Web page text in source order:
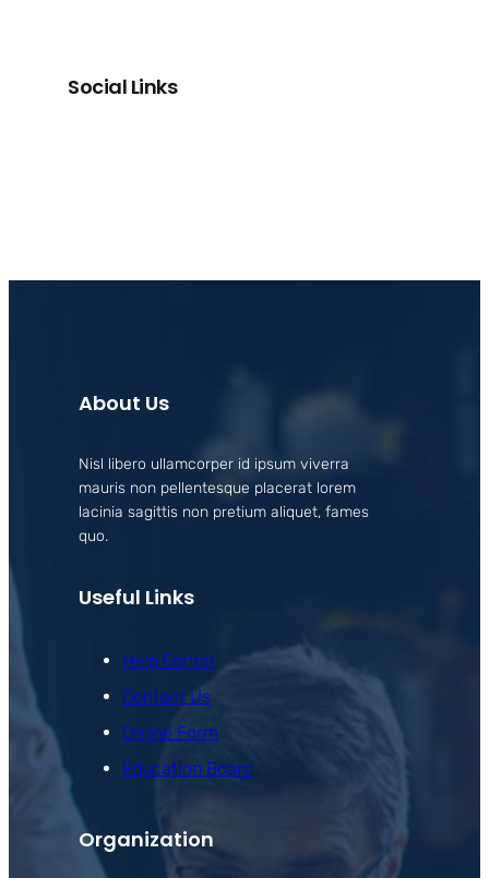
Social Links
About Us
Nisl libero ullamcorper id ipsum viverra
mauris non pellentesque placerat lorem
lacinia sagittis non pretium aliquet, fames
quo.
Useful Links
Help Center
Contact Us
Online Form
Education Board
Organization